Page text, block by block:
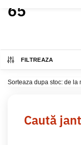
65
FILTREAZA
Caută